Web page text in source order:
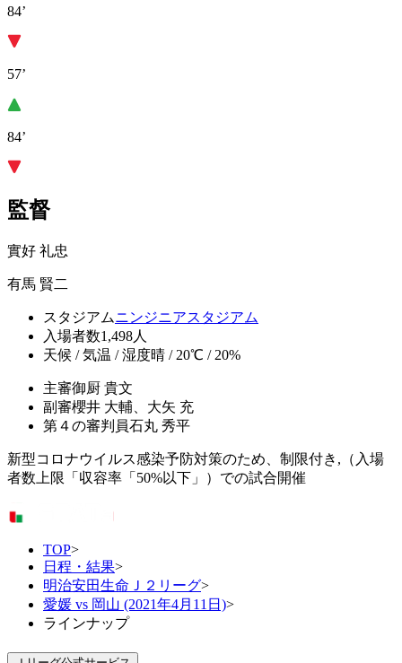
84’
57’
84’
監督
實好 礼忠
有馬 賢二
スタジアムニンジニアスタジアム
入場者数1,498人
天候 / 気温 / 湿度晴 / 20℃ / 20%
主審御厨 貴文
副審櫻井 大輔、大矢 充
第４の審判員石丸 秀平
新型コロナウイルス感染予防対策のため、制限付き,（入場
者数上限「収容率「50%以下」）での試合開催
TOP>
日程・結果>
明治安田生命Ｊ２リーグ>
愛媛 vs 岡山 (2021年4月11日)>
ラインナップ